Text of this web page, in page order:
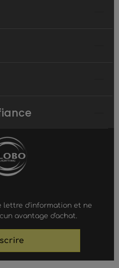
lettre d'information et ne
avantage d'achat.